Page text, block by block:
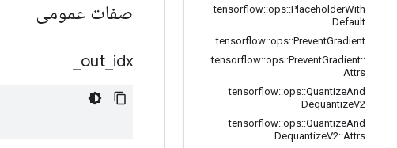
tensorflow::ops::PlaceholderWith
Default
tensorflow::ops::PreventGradient
tensorflow::ops::PreventGradient::
Attrs
tensorflow::ops::QuantizeAnd
DequantizeV2
tensorflow::ops::QuantizeAnd
DequantizeV2::Attrs
صفات عمومی
out idx